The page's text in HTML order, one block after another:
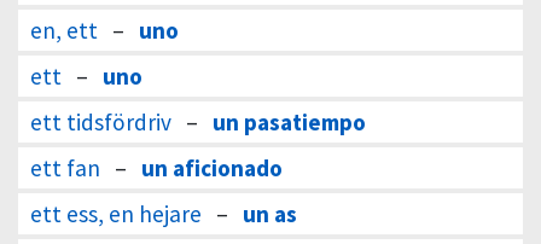
en, ett – uno
ett – uno
ett tidsfördriv – un pasatiempo
ett fan – un aficionado
ett ess, en hejare – un as